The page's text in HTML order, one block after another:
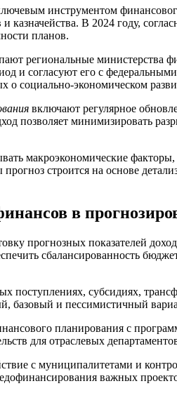
инструментом
казначейства. В 2024 году,
планов.
региональные
и согласуют его с
о социально-экономическом
включают регулярное
позволяет минимизировать
макроэкономические
строится на основе
в
прогнозных показателей
сбалансированность
поступлениях, субсидиях,
и пессимистичный
планирования с
для отраслевых
с муниципалитетами и
важных